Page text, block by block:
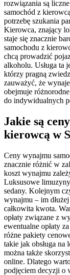
rozwiązania są
samochód z
potrzebę szukania
Kierowca, znający
staje się znacznie
samochodu z
chcą prowadzić
alkoholu. Usługa ta
którzy pragną
zauważyć, że
obejmuje
do indywidualnych
Jakie są
kierowcą w
Ceny wynajmu
znacznie różnić w
koszt wynajmu
Luksusowe
sedany. Kolejnym
wynajmu – im
całkowita kwota.
opłaty związane z
ewentualne opłaty
różne pakiety
takie jak obsługa
można także
online. Dlatego
podjęciem decyzji o